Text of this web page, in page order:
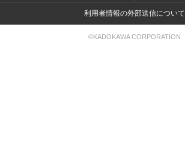
利用者情報の外部送信について
©KADOKAWA CORPORATION